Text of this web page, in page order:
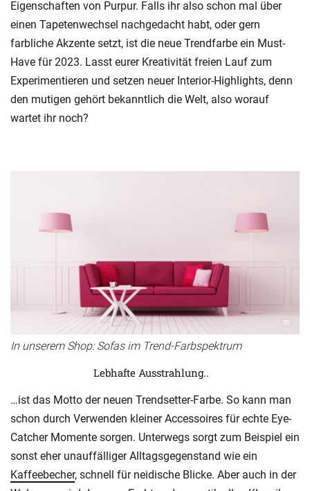
Eigenschaften von Purpur. Falls ihr also schon mal über
einen Tapetenwechsel nachgedacht habt, oder gern
farbliche Akzente setzt, ist die neue Trendfarbe ein Must-
Have für 2023. Lasst eurer Kreativität freien Lauf zum
Experimentieren und setzen neuer Interior-Highlights, denn
den mutigen gehört bekanntlich die Welt, also worauf
wartet ihr noch?
In unserem Shop: Sofas im Trend-Farbspektrum
Lebhafte Ausstrahlung..
…ist das Motto der neuen Trendsetter-Farbe. So kann man
schon durch Verwenden kleiner Accessoires für echte Eye-
Catcher Momente sorgen. Unterwegs sorgt zum Beispiel ein
sonst eher unauffälliger Alltagsgegenstand wie ein
Kaffeebecher, schnell für neidische Blicke. Aber auch in der